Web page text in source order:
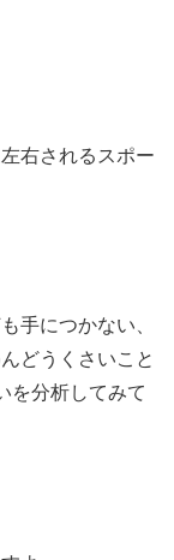
右されるスポー
手につかない、
どうくさいこと
を分析してみて